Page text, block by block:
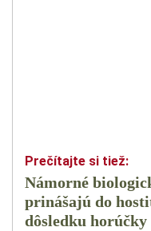
Námorné
prinášajú do
dôsledku horúčky